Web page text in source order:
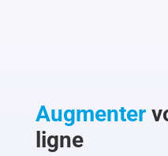
Augmenter
ligne